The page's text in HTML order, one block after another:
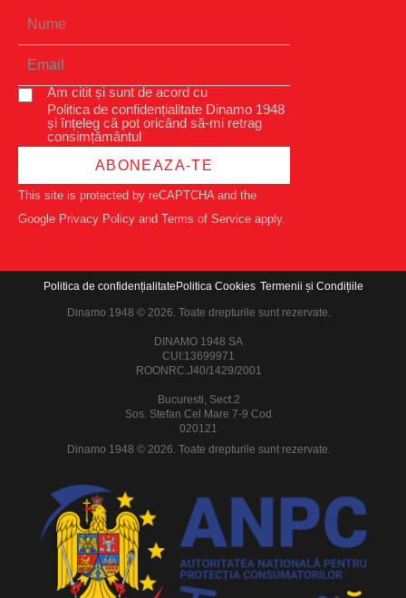
Am citit și sunt de acord cu
Politica de confidențialitate Dinamo 1948
și înțeleg că pot oricând să-mi retrag
consimțământul
ABONEAZA-TE
This site is protected by reCAPTCHA and the
Google Privacy Policy and Terms of Service apply.
Politica de confidențialitatePolitica Cookies Termenii și Condițiile
Dinamo 1948 © 2026. Toate drepturile sunt rezervate.
DINAMO 1948 SA
CUI:13699971
ROONRC.J40/1429/2001
Bucuresti, Sect.2
Sos. Stefan Cel Mare 7-9 Cod
020121
Dinamo 1948 © 2026. Toate drepturile sunt rezervate.